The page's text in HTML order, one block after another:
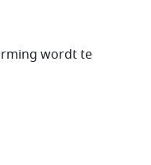
wordt te